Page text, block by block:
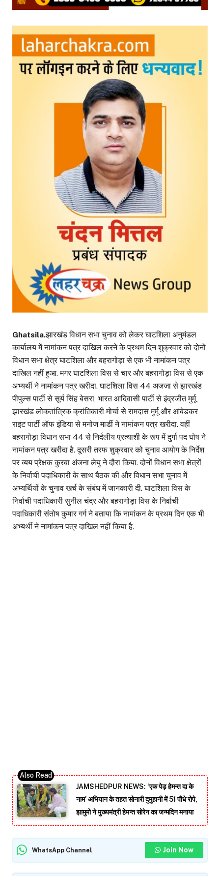
Ghatsila.झारखंड विधान सभा चुनाव को लेकर घाटशिला अनुमंडल
कार्यालय में नामांकन पत्र दाखिल करने के प्रथम दिन शुक्रवार को दोनों
विधान सभा क्षेत्र घाटशिला और बहरागोड़ा से एक भी नामांकन पत्र
दाखिल नहीं हुआ. मगर घाटशिला विस से चार और बहरागोड़ा विस से एक
अभ्यर्थी ने नामांकन पत्र खरीदा. घाटशिला विस 44 अजजा से झारखंड
पीपुल्स पार्टी से सूर्य सिंह बेसरा, भारत आदिवासी पार्टी से इंद्रजीत मुर्मू,
झारखंड लोकतांत्रिक क्रांतिकारी मोर्चा से रामदास मुर्मू और आंबेडकर
राइट पार्टी ऑफ इंडिया से मनोज मार्डी ने नामांकन पत्र खरीदा. वहीं
बहरागोड़ा विधान सभा 44 से निर्दलीय प्रत्याशी के रूप में दुर्गा पद घोष ने
नामांकन पत्र खरीदा है. दूसरी तरफ शुक्रवार को चुनाव आयोग के निर्देश
पर व्यय प्रेक्षक कुरबा अंजना लेयु ने दौरा किया. दोनों विधान सभा क्षेत्रों
के निर्वाची पदाधिकारी के साथ बैठक की और विधान सभा चुनाव में
अभ्यर्थियों के चुनाव खर्च के संबंध में जानकारी दी. घाटशिला विस के
निर्वाची पदाधिकारी सुनील चंद्र और बहरागोड़ा विस के निर्वाची
पदाधिकारी संतोष कुमार गर्ग ने बताया कि नामांकन के प्रथम दिन एक भी
अभ्यर्थी ने नामांकन पत्र दाखिल नहीं किया है.
JAMSHEDPUR NEWS: ‘एक पेड़ हेमन्त दा के
नाम’ अभियान के तहत सोनारी दुमुहानी में 51 पौधे रोपे,
झामुमो ने मुख्यमंत्री हेमन्त सोरेन का जन्मदिन मनाया
WhatsApp Channel Join Now